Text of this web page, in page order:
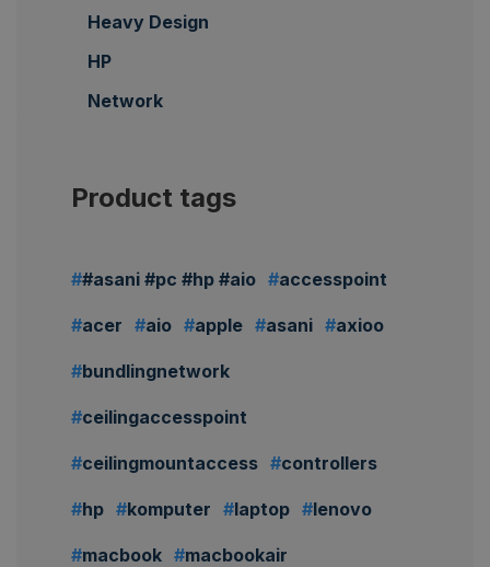
Heavy Design
HP
Network
Product tags
#asani #pc #hp #aio accesspoint
acer aio apple asani axioo
bundlingnetwork
ceilingaccesspoint
ceilingmountaccess controllers
hp komputer laptop lenovo
macbook macbookair